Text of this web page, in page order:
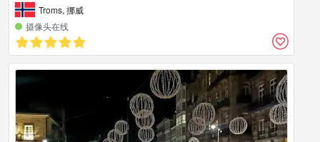
Troms, 挪威
摄像头在线